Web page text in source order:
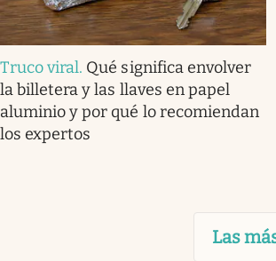
Truco viral. Qué significa envolver
la billetera y las llaves en papel
aluminio y por qué lo recomiendan
los expertos
Las